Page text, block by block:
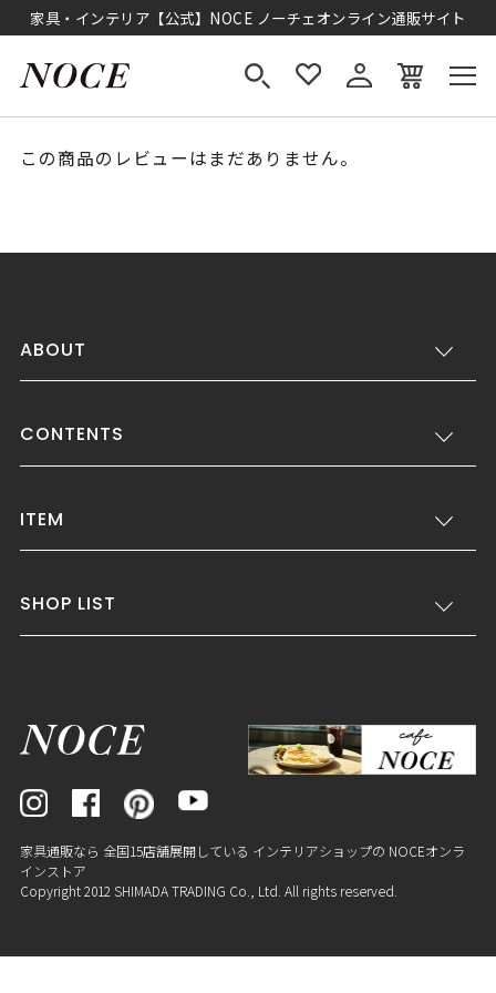
家具・インテリア【公式】NOCE ノーチェオンライン通販サイト
この商品のレビューはまだありません。
ABOUT
CONTENTS
ITEM
SHOP LIST
家具通販なら 全国15店舗展開している インテリアショップの NOCEオンラ
インストア
Copyright 2012 SHIMADA TRADING Co., Ltd. All rights reserved.